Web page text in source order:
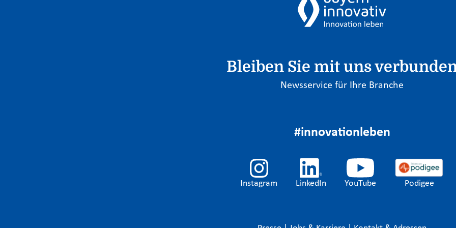
Bleiben Sie mit uns
Newsservice für Ihre Branche
#innovationleben
Instagram LinkedIn YouTube Podigee